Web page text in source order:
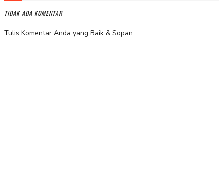
TIDAK ADA KOMENTAR
Tulis Komentar Anda yang Baik & Sopan